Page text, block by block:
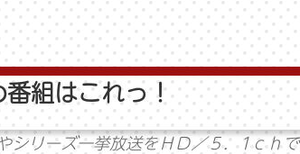
組はこれっ！
シリーズ一挙放送をＨＤ／５．1ｃｈで